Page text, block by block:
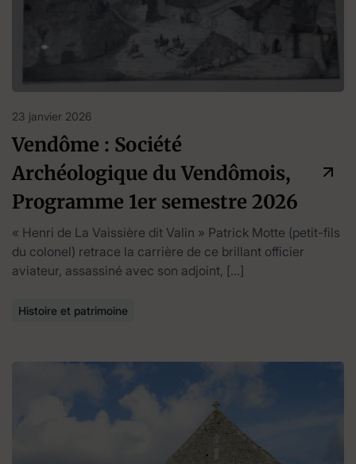
23 janvier 2026
Vendôme : Société
Archéologique du Vendômois,
Programme 1er semestre 2026
« Henri de La Vaissière dit Valin » Patrick Motte (petit-fils
du colonel) retrace la carrière de ce brillant officier
aviateur, assassiné avec son adjoint, […]
Histoire et patrimoine